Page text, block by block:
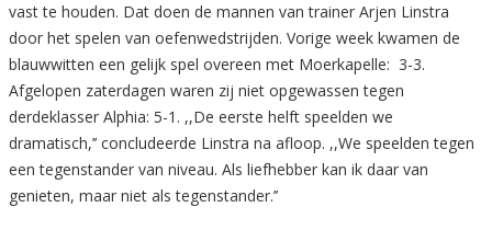
vast te houden. Dat doen de mannen van trainer Arjen Linstra
door het spelen van oefenwedstrijden. Vorige week kwamen de
blauwwitten een gelijk spel overeen met Moerkapelle: 3-3.
Afgelopen zaterdagen waren zij niet opgewassen tegen
derdeklasser Alphia: 5-1. ,,De eerste helft speelden we
dramatisch,’’ concludeerde Linstra na afloop. ,,We speelden tegen
een tegenstander van niveau. Als liefhebber kan ik daar van
genieten, maar niet als tegenstander.’’